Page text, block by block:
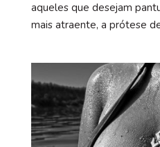
aqueles que desejam
mais atraente, a prótese